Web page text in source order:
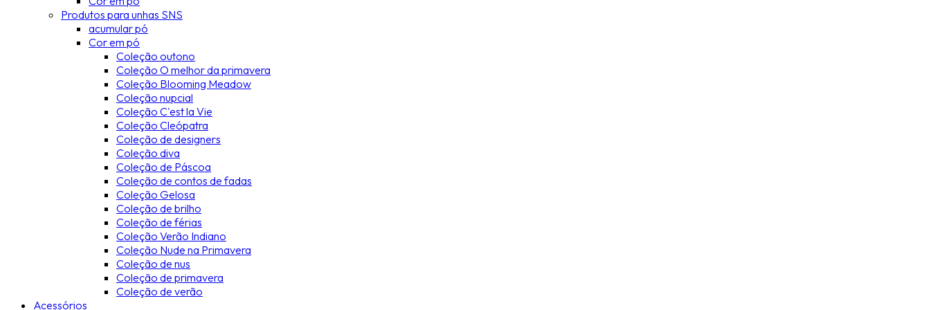
Produtos para unhas SNS
acumular pó
Cor em pó
Coleção outono
Coleção O melhor da primavera
Coleção Blooming Meadow
Coleção nupcial
Coleção C'est la Vie
Coleção Cleópatra
Coleção de designers
Coleção diva
Coleção de Páscoa
Coleção de contos de fadas
Coleção Gelosa
Coleção de brilho
Coleção de férias
Coleção Verão Indiano
Coleção Nude na Primavera
Coleção de nus
Coleção de primavera
Coleção de verão
Acessórios